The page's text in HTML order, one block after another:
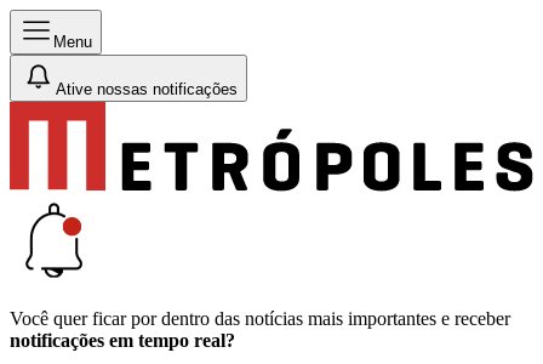
Menu
Ative nossas notificações
Você quer ficar por dentro das notícias mais importantes e receber
notificações em tempo real?